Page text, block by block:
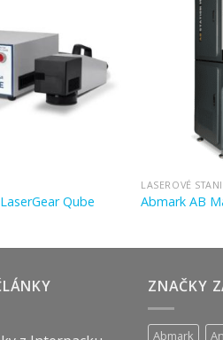
Qube
LASEROVÉ
Abmark AB
ZNAČKY
Abmark